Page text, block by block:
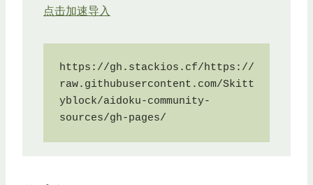
点击加速导入
https://gh.stackios.cf/https://
raw.githubusercontent.com/Skitt
yblock/aidoku-community-
sources/gh-pages/